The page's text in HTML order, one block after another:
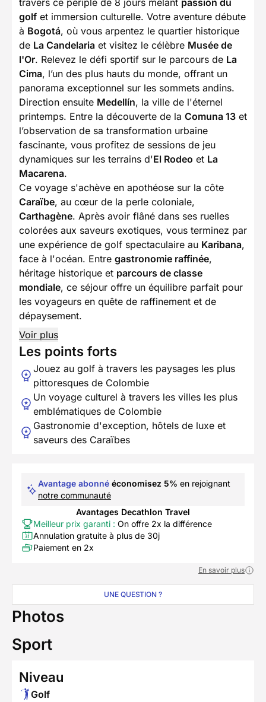
travers ce périple de 8 jours mêlant passion du
golf et immersion culturelle. Votre aventure débute
à Bogotá, où vous arpentez le quartier historique
de La Candelaria et visitez le célèbre Musée de
l'Or. Relevez le défi sportif sur le parcours de La
Cima, l’un des plus hauts du monde, offrant un
panorama exceptionnel sur les sommets andins.
Direction ensuite Medellín, la ville de l'éternel
printemps. Entre la découverte de la Comuna 13 et
l’observation de sa transformation urbaine
fascinante, vous profitez de sessions de jeu
dynamiques sur les terrains d'El Rodeo et La
Macarena.
Ce voyage s'achève en apothéose sur la côte
Caraïbe, au cœur de la perle coloniale,
Carthagène. Après avoir flâné dans ses ruelles
colorées aux saveurs exotiques, vous terminez par
une expérience de golf spectaculaire au Karibana,
face à l'océan. Entre gastronomie raffinée,
héritage historique et parcours de classe
mondiale, ce séjour offre un équilibre parfait pour
les voyageurs en quête de raffinement et de
dépaysement.
Voir plus
Les points forts
Jouez au golf à travers les paysages les plus
pittoresques de Colombie
Un voyage culturel à travers les villes les plus
emblématiques de Colombie
Gastronomie d'exception, hôtels de luxe et
saveurs des Caraïbes
Avantage abonné économisez 5% en rejoignant
notre communauté
Avantages Decathlon Travel
Meilleur prix garanti : On offre 2x la différence
Annulation gratuite à plus de 30j
Paiement en 2x
En savoir plus
UNE QUESTION ?
Photos
Sport
Niveau
Golf